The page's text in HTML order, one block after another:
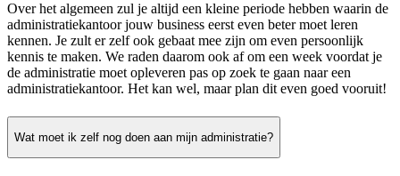
Over het algemeen zul je altijd een kleine periode hebben waarin de
administratiekantoor jouw business eerst even beter moet leren
kennen. Je zult er zelf ook gebaat mee zijn om even persoonlijk
kennis te maken. We raden daarom ook af om een week voordat je
de administratie moet opleveren pas op zoek te gaan naar een
administratiekantoor. Het kan wel, maar plan dit even goed vooruit!
Wat moet ik zelf nog doen aan mijn administratie?